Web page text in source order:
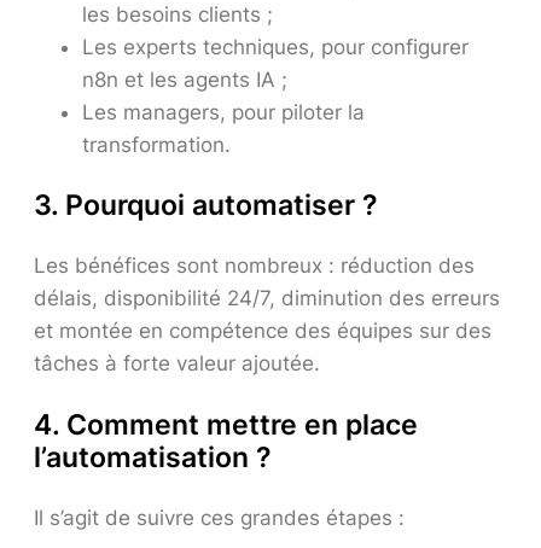
les besoins clients ;
Les experts techniques, pour configurer
n8n et les agents IA ;
Les managers, pour piloter la
transformation.
3. Pourquoi automatiser ?
Les bénéfices sont nombreux : réduction des
délais, disponibilité 24/7, diminution des erreurs
et montée en compétence des équipes sur des
tâches à forte valeur ajoutée.
4. Comment mettre en place
l’automatisation ?
Il s’agit de suivre ces grandes étapes :